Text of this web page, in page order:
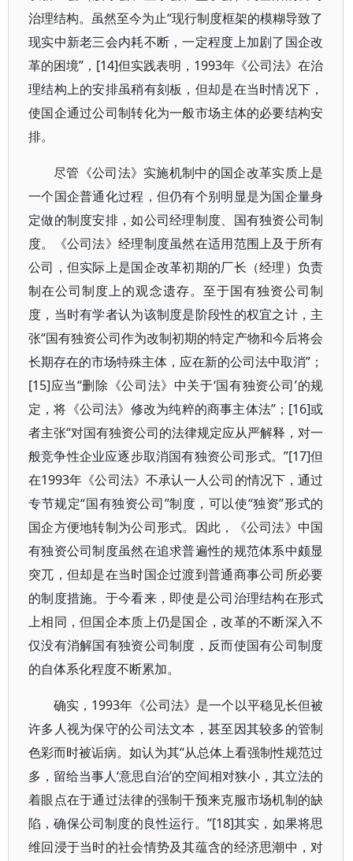
治理结构。虽然至今为止“现行制度框架的模糊导致了
现实中新老三会内耗不断，一定程度上加剧了国企改
革的困境”，[14]但实践表明，1993年《公司法》在治
理结构上的安排虽稍有刻板，但却是在当时情况下，
使国企通过公司制转化为一般市场主体的必要结构安
排。
尽管《公司法》实施机制中的国企改革实质上是
一个国企普通化过程，但仍有个别明显是为国企量身
定做的制度安排，如公司经理制度、国有独资公司制
度。《公司法》经理制度虽然在适用范围上及于所有
公司，但实际上是国企改革初期的厂长（经理）负责
制在公司制度上的观念遗存。至于国有独资公司制
度，当时有学者认为该制度是阶段性的权宜之计，主
张“国有独资公司作为改制初期的特定产物和今后将会
长期存在的市场特殊主体，应在新的公司法中取消”；
[15]应当“删除《公司法》中关于‘国有独资公司’的规
定，将《公司法》修改为纯粹的商事主体法”；[16]或
者主张“对国有独资公司的法律规定应从严解释，对一
般竞争性企业应逐步取消国有独资公司形式。”[17]但
在1993年《公司法》不承认一人公司的情况下，通过
专节规定“国有独资公司”制度，可以使“独资”形式的
国企方便地转制为公司形式。因此，《公司法》中国
有独资公司制度虽然在追求普遍性的规范体系中颇显
突兀，但却是在当时国企过渡到普通商事公司所必要
的制度措施。于今看来，即使是公司治理结构在形式
上相同，但国企本质上仍是国企，改革的不断深入不
仅没有消解国有独资公司制度，反而使国有公司制度
的自体系化程度不断累加。
确实，1993年《公司法》是一个以平稳见长但被
许多人视为保守的公司法文本，甚至因其较多的管制
色彩而时被诟病。如认为其“从总体上看强制性规范过
多，留给当事人‘意思自治’的空间相对狭小，其立法的
着眼点在于通过法律的强制干预来克服市场机制的缺
陷，确保公司制度的良性运行。”[18]其实，如果将思
维回浸于当时的社会情势及其蕴含的经济思潮中，对